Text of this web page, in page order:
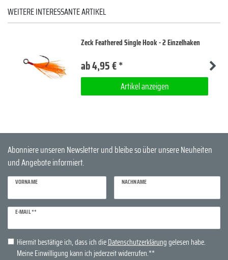
WEITERE INTERESSANTE ARTIKEL
Zeck Feathered Single Hook - 2 Einzelhaken
ab 4,95 € *
Artikel anzeigen
Abonniere unseren Newsletter und bleibe so über unsere Neuheiten
und Angebote informiert.
VORNAME NACHNAME
E-MAIL **
Newsletter
Honig
Hiermit bestätige ich, dass ich dieDaten­schutz­erklärunggelesen habe.
Meine Einwilligung kann ich jederzeit widerrufen.**